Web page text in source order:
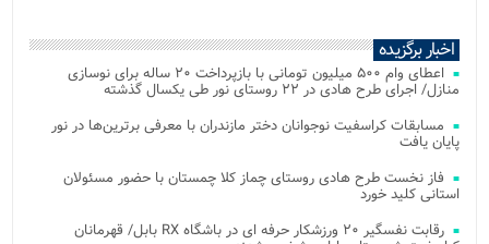
اخبار برگزیده
اعطای وام ۵۰۰ میلیون تومانی با بازپرداخت ۲۰ ساله برای نوسازی
منازل/ اجرای طرح هادی در ۲۲ روستای نور طی یکسال گذشته
مسابقات کراسفیت نوجوانان دختر مازندران با معرفی برترین‌ها در نور
پایان یافت
فاز نخست طرح هادی روستای چماز کلا چمستان با حضور مسئولان
استانی کلید خورد
رقابت نفسگیر ۲۰ ورزشکار حرفه ای در باشگاه RX بابل/ قهرمانان